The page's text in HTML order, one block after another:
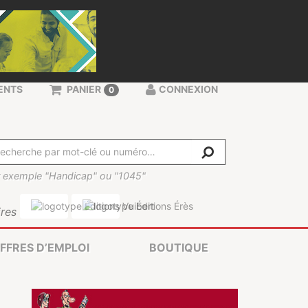
exemple "Handicap" ou "1045"
PANIER 0 CONNEXION
D’EMPLOI BOUTIQUE